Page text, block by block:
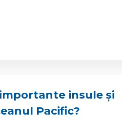
insule și
Pacific?